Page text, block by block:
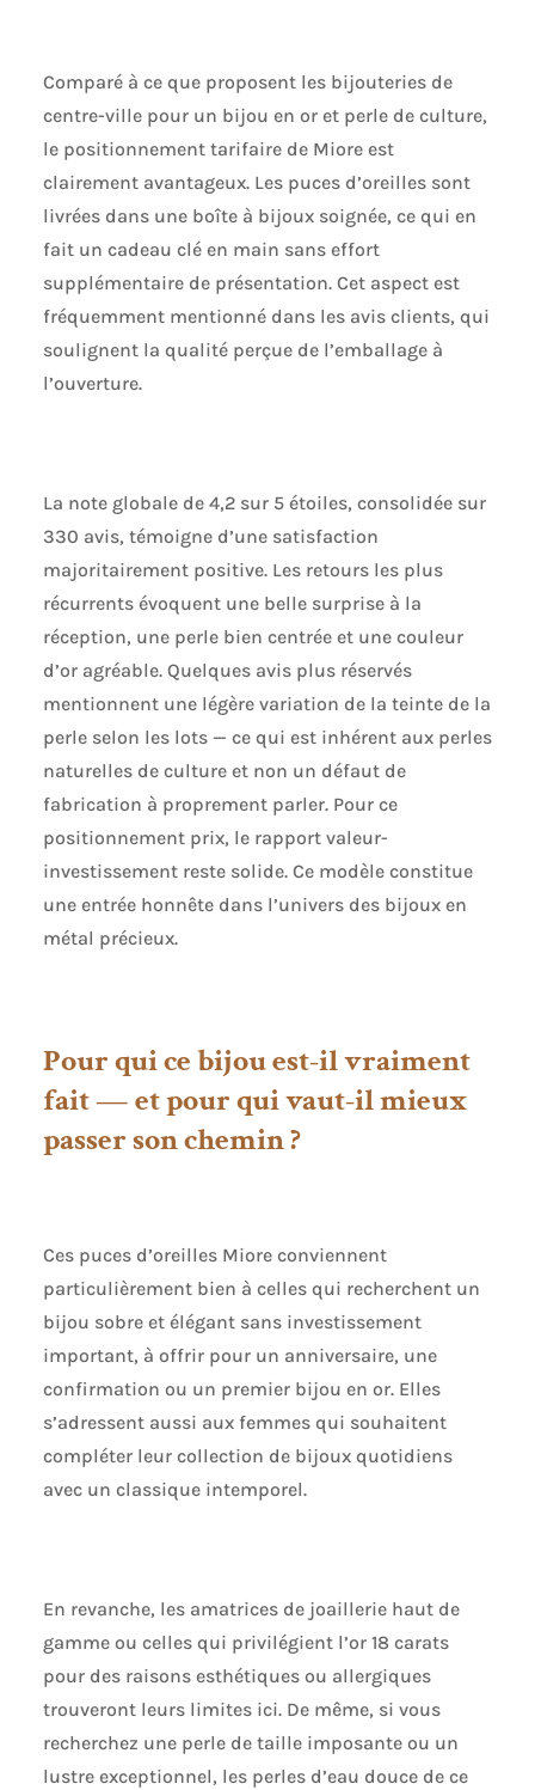
Comparé à ce que proposent les bijouteries de
centre-ville pour un bijou en or et perle de culture,
le positionnement tarifaire de Miore est
clairement avantageux. Les puces d’oreilles sont
livrées dans une boîte à bijoux soignée, ce qui en
fait un cadeau clé en main sans effort
supplémentaire de présentation. Cet aspect est
fréquemment mentionné dans les avis clients, qui
soulignent la qualité perçue de l’emballage à
l’ouverture.
La note globale de 4,2 sur 5 étoiles, consolidée sur
330 avis, témoigne d’une satisfaction
majoritairement positive. Les retours les plus
récurrents évoquent une belle surprise à la
réception, une perle bien centrée et une couleur
d’or agréable. Quelques avis plus réservés
mentionnent une légère variation de la teinte de la
perle selon les lots — ce qui est inhérent aux perles
naturelles de culture et non un défaut de
fabrication à proprement parler. Pour ce
positionnement prix, le rapport valeur-
investissement reste solide. Ce modèle constitue
une entrée honnête dans l’univers des bijoux en
métal précieux.
Pour qui ce bijou est-il vraiment
fait — et pour qui vaut-il mieux
passer son chemin ?
Ces puces d’oreilles Miore conviennent
particulièrement bien à celles qui recherchent un
bijou sobre et élégant sans investissement
important, à offrir pour un anniversaire, une
confirmation ou un premier bijou en or. Elles
s’adressent aussi aux femmes qui souhaitent
compléter leur collection de bijoux quotidiens
avec un classique intemporel.
En revanche, les amatrices de joaillerie haut de
gamme ou celles qui privilégient l’or 18 carats
pour des raisons esthétiques ou allergiques
trouveront leurs limites ici. De même, si vous
recherchez une perle de taille imposante ou un
lustre exceptionnel, les perles d’eau douce de ce